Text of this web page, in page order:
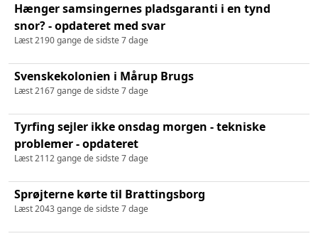
Hænger samsingernes pladsgaranti i en tynd
snor? - opdateret med svar
Læst 2190 gange de sidste 7 dage
Svenskekolonien i Mårup Brugs
Læst 2167 gange de sidste 7 dage
Tyrfing sejler ikke onsdag morgen - tekniske
problemer - opdateret
Læst 2112 gange de sidste 7 dage
Sprøjterne kørte til Brattingsborg
Læst 2043 gange de sidste 7 dage